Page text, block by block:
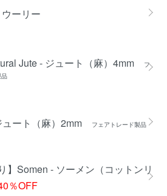
ーリー
Jute - ジュート（麻）4mm
フ
品
ュート（麻）2mm フェアトレード製品
】Somen - ソーメン（コットンリ
％OFF